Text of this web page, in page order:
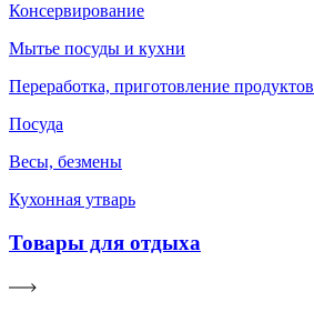
Консервирование
Мытье посуды и кухни
Переработка, приготовление продуктов
Посуда
Весы, безмены
Кухонная утварь
Товары для отдыха